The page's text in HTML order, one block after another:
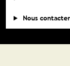
Nous contacter